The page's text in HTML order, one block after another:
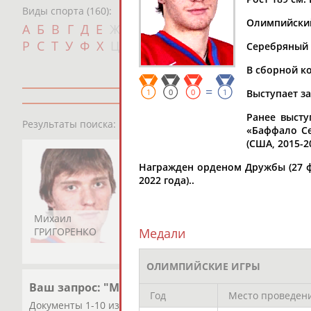
Виды спорта (160):
А Б В Г Д Е И К Л М Н
П
Р С Т У Ф Х Ш Щ Э Ю Я
Результаты поиска:
Михаил
ГРИГОРЕНКО
Ваш запрос: "Михаил ГРИГОРЕНКО"
Документы 1-10 из 97 найденных уникальных документов
1 0 0 = 1
Серебряный
В сборной
Выступает
Ранее
«Баффало
(США, 2015-
Награжден орденом Дружбы (27
2022 года)..
Медали
ОЛИМПИЙСКИЕ ИГРЫ
Год Место